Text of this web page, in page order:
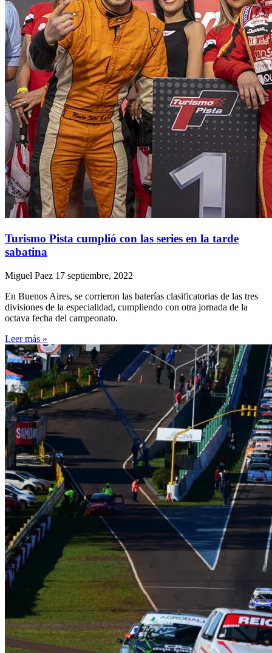
Turismo Pista cumplió con las series en la tarde
sabatina
Miguel Paez 17 septiembre, 2022
En Buenos Aires, se corrieron las baterías clasificatorias de las tres
divisiones de la especialidad, cumpliendo con otra jornada de la
octava fecha del campeonato.
Leer más »